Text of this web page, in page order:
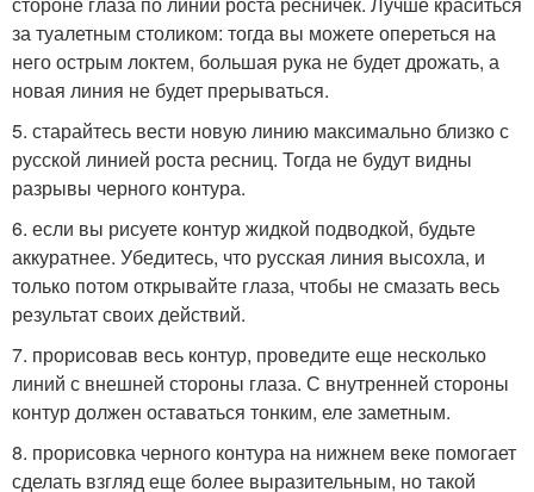
за туалетным столиком: тогда вы можете опереться на
него острым локтем, большая рука не будет дрожать, а
новая линия не будет прерываться.
5. старайтесь вести новую линию максимально близко с
русской линией роста ресниц. Тогда не будут видны
разрывы черного контура.
6. если вы рисуете контур жидкой подводкой, будьте
аккуратнее. Убедитесь, что русская линия высохла, и
только потом открывайте глаза, чтобы не смазать весь
результат своих действий.
7. прорисовав весь контур, проведите еще несколько
линий с внешней стороны глаза. С внутренней стороны
контур должен оставаться тонким, еле заметным.
8. прорисовка черного контура на нижнем веке помогает
сделать взгляд еще более выразительным, но такой